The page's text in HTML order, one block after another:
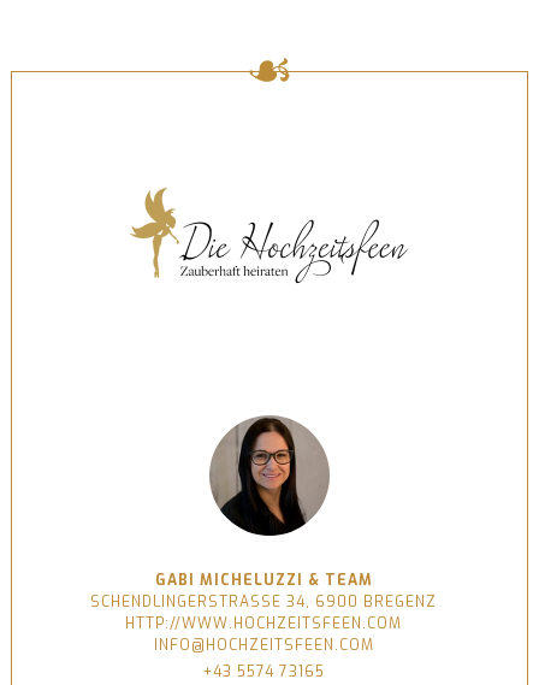
GABI MICHELUZZI & TEAM
SCHENDLINGERSTRASSE 34, 6900 BREGENZ
HTTP://WWW.HOCHZEITSFEEN.COM
INFO@HOCHZEITSFEEN.COM
+43 5574 73165